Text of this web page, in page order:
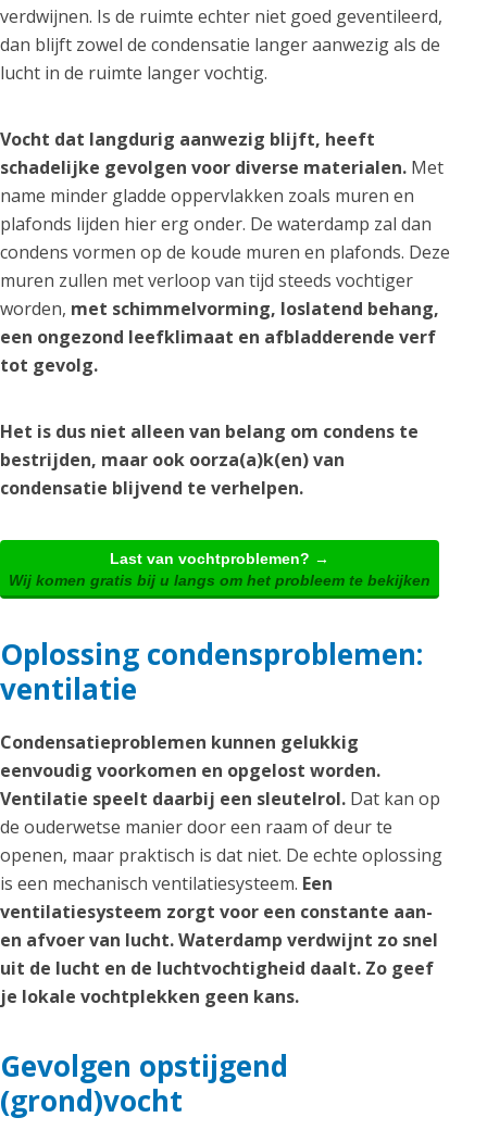
verdwijnen. Is de ruimte echter niet goed geventileerd,
dan blijft zowel de condensatie langer aanwezig als de
lucht in de ruimte langer vochtig.
Vocht dat langdurig aanwezig blijft, heeft
schadelijke gevolgen voor diverse materialen. Met
name minder gladde oppervlakken zoals muren en
plafonds lijden hier erg onder. De waterdamp zal dan
condens vormen op de koude muren en plafonds. Deze
muren zullen met verloop van tijd steeds vochtiger
worden, met schimmelvorming, loslatend behang,
een ongezond leefklimaat en afbladderende verf
tot gevolg.
Het is dus niet alleen van belang om condens te
bestrijden, maar ook oorza(a)k(en) van
condensatie blijvend te verhelpen.
Last van vochtproblemen? →
Wij komen gratis bij u langs om het probleem te bekijken
Oplossing condensproblemen:
ventilatie
Condensatieproblemen kunnen gelukkig
eenvoudig voorkomen en opgelost worden.
Ventilatie speelt daarbij een sleutelrol. Dat kan op
de ouderwetse manier door een raam of deur te
openen, maar praktisch is dat niet. De echte oplossing
is een mechanisch ventilatiesysteem. Een
ventilatiesysteem zorgt voor een constante aan-
en afvoer van lucht. Waterdamp verdwijnt zo snel
uit de lucht en de luchtvochtigheid daalt. Zo geef
je lokale vochtplekken geen kans.
Gevolgen opstijgend
(grond)vocht